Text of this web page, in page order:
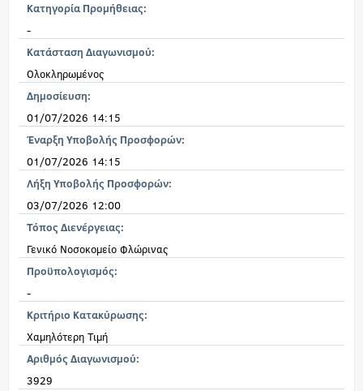
Κατηγορία Προμήθειας:
-
Κατάσταση Διαγωνισμού:
Ολοκληρωμένος
Δημοσίευση:
01/07/2026 14:15
Έναρξη Υποβολής Προσφορών:
01/07/2026 14:15
Λήξη Υποβολής Προσφορών:
03/07/2026 12:00
Τόπος Διενέργειας:
Γενικό Νοσοκομείο Φλώρινας
Προϋπολογισμός:
-
Κριτήριο Κατακύρωσης:
Χαμηλότερη Τιμή
Αριθμός Διαγωνισμού:
3929